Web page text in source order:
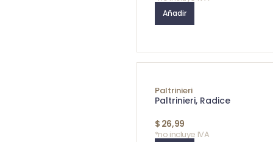
Añadir
Paltrinieri
Paltrinieri, Radice
$ 26,99
*no incluye IVA